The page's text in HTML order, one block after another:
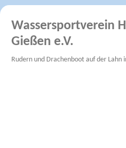
Wassersportverein
Gießen e.V.
Rudern und Drachenboot auf der Lahn